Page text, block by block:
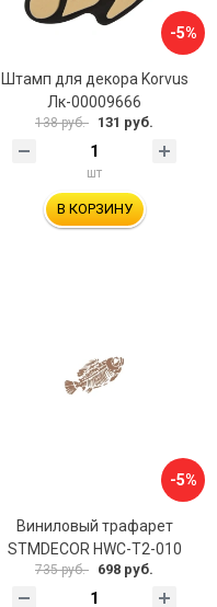
-5%
Штамп для декора Korvus
Лк-00009666
138 руб. 131 руб.
шт
В КОРЗИНУ
-5%
Виниловый трафарет
STMDECOR HWC-T2-010
735 руб. 698 руб.